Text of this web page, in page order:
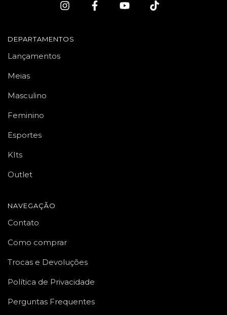
DEPARTAMENTOS
Lançamentos
Meias
Masculino
Feminino
Esportes
KIts
Outlet
NAVEGAÇÃO
Contato
Como comprar
Trocas e Devoluções
Política de Privacidade
Perguntas Frequentes